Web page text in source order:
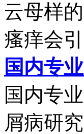
云母样
瘙痒会
国内专
国内专
屑病研